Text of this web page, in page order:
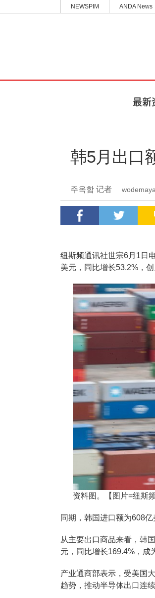
NEWSPIM ANDA News
韩5月出口
주옥함 记者
纽斯频通讯社世宗6月1日
美元，同比增长53.2%，
资料图。【图片=纽斯
同期，韩国进口额为608
从主要出口商品来看，韩
元，同比增长169.4%，成
产业通商部表示，受美国
趋势，推动半导体出口连